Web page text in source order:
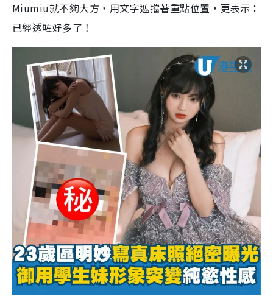
Miumiu就不夠大方，用文字遮擋著重點位置，更表示：
已經透咗好多了！